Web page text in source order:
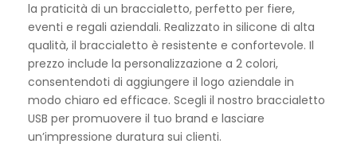
la praticità di un braccialetto, perfetto per fiere,
eventi e regali aziendali. Realizzato in silicone di alta
qualità, il braccialetto è resistente e confortevole. Il
prezzo include la personalizzazione a 2 colori,
consentendoti di aggiungere il logo aziendale in
modo chiaro ed efficace. Scegli il nostro braccialetto
USB per promuovere il tuo brand e lasciare
un’impressione duratura sui clienti.